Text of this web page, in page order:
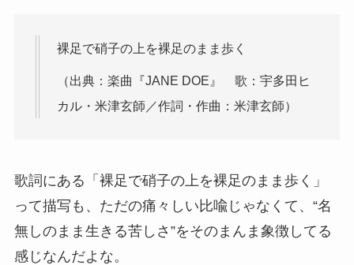
裸足で硝子の上を裸足のまま歩く
（出典：楽曲『JANE DOE』 歌：宇多田ヒ
カル・米津玄師／作詞・作曲：米津玄師）
歌詞にある「裸足で硝子の上を裸足のまま歩く」
って描写も、ただの痛々しい比喩じゃなくて、“名
無しのまま生きる苦しさ”をそのまんま象徴してる
感じなんだよな。